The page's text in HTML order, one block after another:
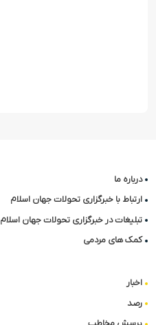
درباره ما
ارتباط با خبرگزاری تحولات جهان اسلام
تبلیغات در خبرگزاری تحولات جهان اسلام
کمک های مردمی
اخبار
رصد